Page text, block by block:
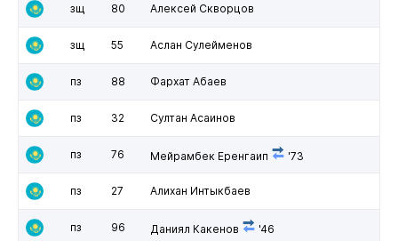
зщ 80 Алексей Скворцов
зщ 55 Аслан Сулейменов
пз 88 Фархат Абаев
пз 32 Султан Асаинов
пз 76 Мейрамбек Еренгаип '73
пз 27 Алихан Интыкбаев
пз 96 Даниял Какенов '46